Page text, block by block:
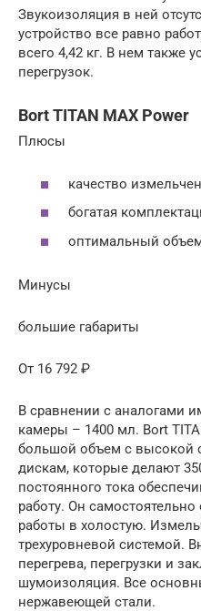
Звукоизоляция в ней
устройство все равно
всего 4,42 кг. В нем также
перегрузок.
Bort TITAN MAX Power
Плюсы
качество
богатая
оптимальный
Минусы
большие габариты
От 16 792 ₽
В сравнении с аналогами
камеры – 1400 мл. Bort
большой объем с высокой
дискам, которые делают
постоянного тока
работу. Он
работы в холостую.
трехуровневой системой.
перегрева, перегрузки и
шумоизоляция. Все
нержавеющей стали.